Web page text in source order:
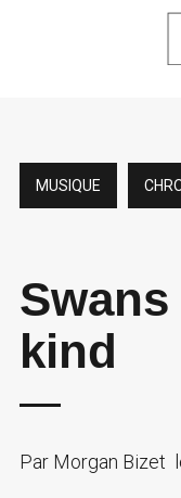
MUSIQUE
Swans
kind
ParMorgan Bizet